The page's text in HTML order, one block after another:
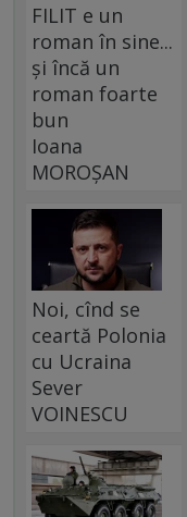
FILIT e un
roman în sine...
și încă un
roman foarte
bun
Ioana
MOROȘAN
Noi, cînd se
ceartă Polonia
cu Ucraina
Sever
VOINESCU